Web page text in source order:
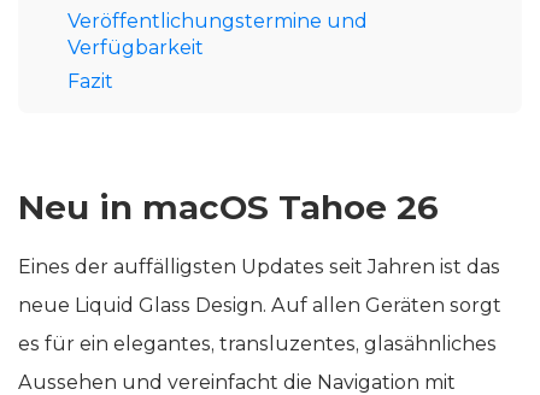
Veröffentlichungstermine und
Verfügbarkeit
Fazit
Neu in macOS Tahoe 26
Eines der auffälligsten Updates seit Jahren ist das
neue Liquid Glass Design. Auf allen Geräten sorgt
es für ein elegantes, transluzentes, glasähnliches
Aussehen und vereinfacht die Navigation mit